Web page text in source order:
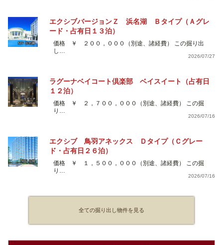
エクシブバージョンＺ 浜名湖 Ｂタイプ（Ａグレ
ード・占有日１３泊）
価格 ￥ ２００，０００（別途、諸経費） この掘り出
し…
2026/07/27
ラグーナベイコート倶楽部 ベイスイート（占有日
１２泊）
価格 ￥ ２，７００，０００（別途、諸経費） この掘
り…
2026/07/16
エクシブ 鳥羽アネックス Ｄタイプ（Ｃグレー
ド・占有日２６泊）
価格 ￥ １，５００，０００（別途、諸経費） この掘
り…
2026/07/16
全ての掘り出し物件を見る